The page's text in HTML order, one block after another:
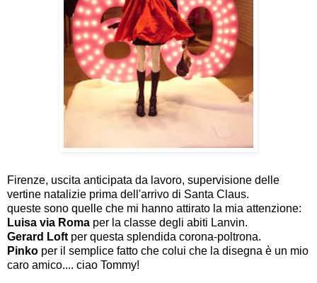
Firenze, uscita anticipata da lavoro, supervisione delle
vertine natalizie prima dell'arrivo di Santa Claus.
queste sono quelle che mi hanno attirato la mia attenzione:
Luisa via Roma per la classe degli abiti Lanvin.
Gerard Loft per questa splendida corona-poltrona.
Pinko per il semplice fatto che colui che la disegna è un mio
caro amico.... ciao Tommy!